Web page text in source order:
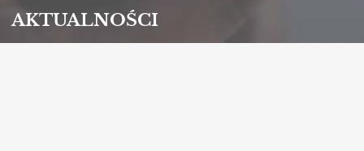
AKTUALNOŚCI